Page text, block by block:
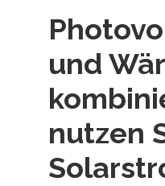
und
nutzen